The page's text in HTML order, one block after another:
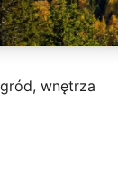
wnętrza